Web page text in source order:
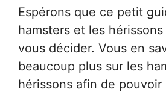
Espérons que ce petit
hamsters et les
vous décider. Vous en
beaucoup plus sur les
hérissons afin de pouvoir